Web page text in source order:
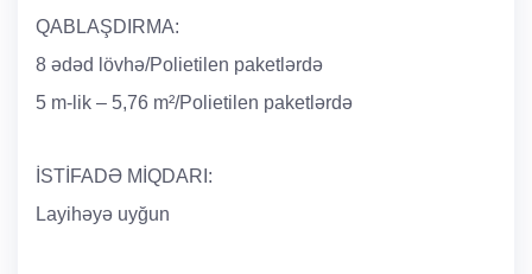
QABLAŞDIRMA:
8 ədəd lövhə/Polietilen paketlərdə
5 m-lik – 5,76 m²/Polietilen paketlərdə
İSTİFADƏ MİQDARI:
Layihəyə uyğun